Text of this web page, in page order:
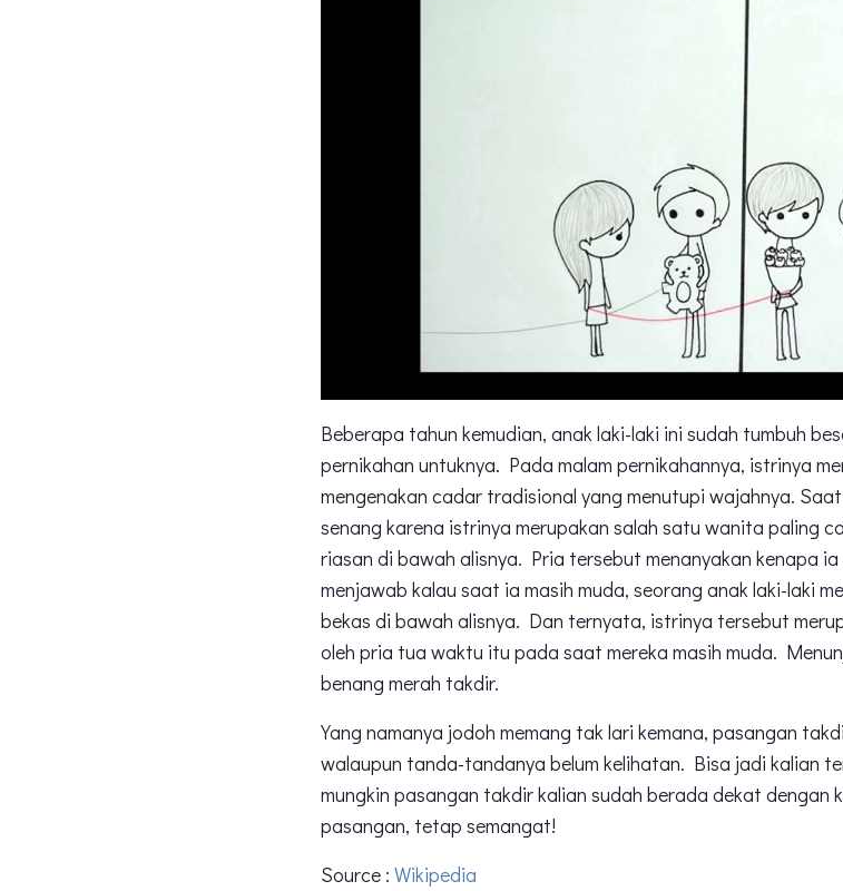
Beberapa tahun kemudian, anak laki-laki ini sudah tumbuh
pernikahan untuknya. Pada malam pernikahannya, istrinya
mengenakan cadar tradisional yang menutupi wajahnya.
senang karena istrinya merupakan salah satu wanita paling
riasan di bawah alisnya. Pria tersebut menanyakan kenapa
menjawab kalau saat ia masih muda, seorang anak laki-laki
bekas di bawah alisnya. Dan ternyata, istrinya tersebut
oleh pria tua waktu itu pada saat mereka masih muda.
benang merah takdir.
Yang namanya jodoh memang tak lari kemana, pasangan
walaupun tanda-tandanya belum kelihatan. Bisa jadi kalian
mungkin pasangan takdir kalian sudah berada dekat dengan
pasangan, tetap semangat!
Source : Wikipedia